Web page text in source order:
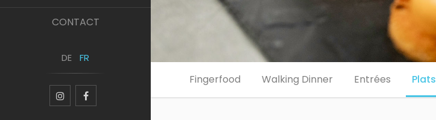
CONTACT
DE FR
Fingerfood Walking Dinner Entrées Plats